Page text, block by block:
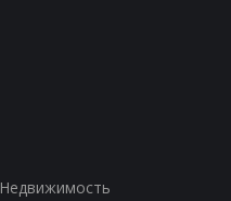
Недвижимость